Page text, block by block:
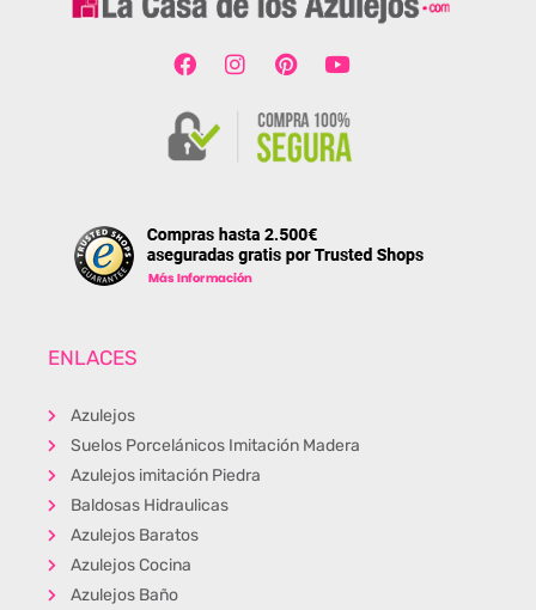
ENLACES
Azulejos
Suelos Porcelánicos Imitación Madera
Azulejos imitación Piedra
Baldosas Hidraulicas
Azulejos Baratos
Azulejos Cocina
Azulejos Baño